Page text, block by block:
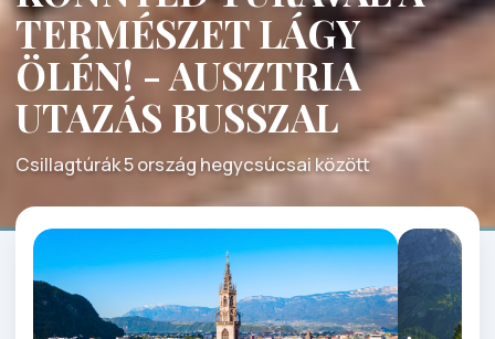
TERMÉSZET LÁGY
ÖLÉN! - AUSZTRIA
UTAZÁS BUSSZAL
Csillagtúrák 5 ország hegycsúcsai között